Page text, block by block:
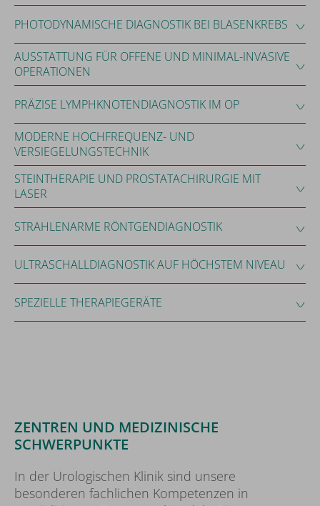
PHOTODYNAMISCHE DIAGNOSTIK BEI BLASENKREBS
AUSSTATTUNG FÜR OFFENE UND MINIMAL-INVASIVE
OPERATIONEN
PRÄZISE LYMPHKNOTENDIAGNOSTIK IM OP
MODERNE HOCHFREQUENZ- UND
VERSIEGELUNGSTECHNIK
STEINTHERAPIE UND PROSTATACHIRURGIE MIT
LASER
STRAHLENARME RÖNTGENDIAGNOSTIK
ULTRASCHALLDIAGNOSTIK AUF HÖCHSTEM NIVEAU
SPEZIELLE THERAPIEGERÄTE
ZENTREN UND MEDIZINISCHE
SCHWERPUNKTE
In der Urologischen Klinik sind unsere
besonderen fachlichen Kompetenzen in